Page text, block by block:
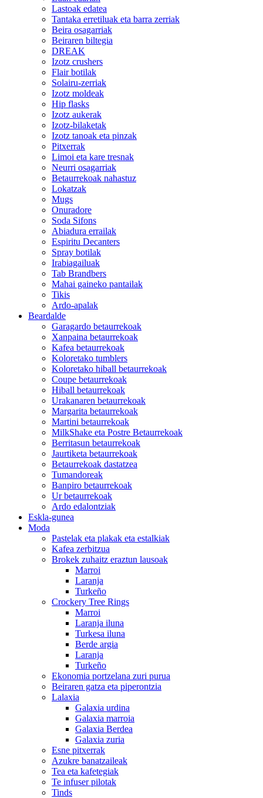
Lastoak edatea
Tantaka erretiluak eta barra zerriak
Beira osagarriak
Beiraren biltegia
DREAK
Izotz crushers
Flair botilak
Solairu-zerriak
Izotz moldeak
Hip flasks
Izotz aukerak
Izotz-bilaketak
Izotz tanoak eta pinzak
Pitxerrak
Limoi eta kare tresnak
Neurri osagarriak
Betaurrekoak nahastuz
Lokatzak
Mugs
Onuradore
Soda Sifons
Abiadura errailak
Espiritu Decanters
Spray botilak
Irabiagailuak
Tab Brandbers
Mahai gaineko pantailak
Tikis
Ardo-apalak
Beardalde
Garagardo betaurrekoak
Xanpaina betaurrekoak
Kafea betaurrekoak
Koloretako tumblers
Koloretako hiball betaurrekoak
Coupe betaurrekoak
Hiball betaurrekoak
Urakanaren betaurrekoak
Margarita betaurrekoak
Martini betaurrekoak
MilkShake eta Postre Betaurrekoak
Berritasun betaurrekoak
Jaurtiketa betaurrekoak
Betaurrekoak dastatzea
Tumandoreak
Banpiro betaurrekoak
Ur betaurrekoak
Ardo edalontziak
Eskla-gunea
Moda
Pastelak eta plakak eta estalkiak
Kafea zerbitzua
Brokek zuhaitz eraztun lausoak
Marroi
Laranja
Turkeño
Crockery Tree Rings
Marroi
Laranja iluna
Turkesa iluna
Berde argia
Laranja
Turkeño
Ekonomia portzelana zuri purua
Beiraren gatza eta piperontzia
Lalaxia
Galaxia urdina
Galaxia marroia
Galaxia Berdea
Galaxia zuria
Esne pitxerrak
Azukre banatzaileak
Tea eta kafetegiak
Te infuser pilotak
Tinds